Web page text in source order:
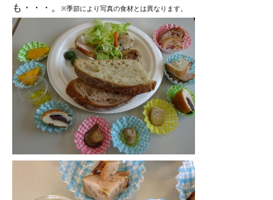
も・・・。
※季節により写真の食材とは異なります。